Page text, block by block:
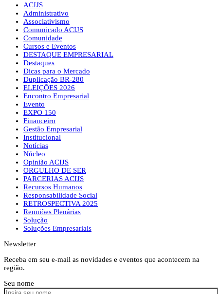
ACIJS
Administrativo
Associativismo
Comunicado ACIJS
Comunidade
Cursos e Eventos
DESTAQUE EMPRESARIAL
Destaques
Dicas para o Mercado
Duplicação BR-280
ELEIÇÕES 2026
Encontro Empresarial
Evento
EXPO 150
Financeiro
Gestão Empresarial
Institucional
Notícias
Núcleo
Opinião ACIJS
ORGULHO DE SER
PARCERIAS ACIJS
Recursos Humanos
Responsabilidade Social
RETROSPECTIVA 2025
Reuniões Plenárias
Solução
Soluções Empresariais
Newsletter
Receba em seu e-mail as novidades e eventos que acontecem na
região.
Seu nome